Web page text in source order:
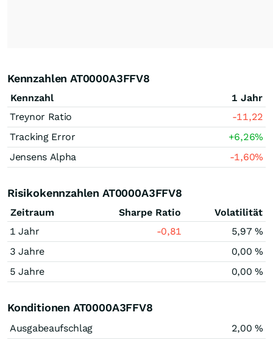
Kennzahlen AT0000A3FFV8
Kennzahl
1 Jahr
Treynor Ratio
-11,22
Tracking Error
+6,26%
Jensens Alpha
-1,60%
Risikokennzahlen AT0000A3FFV8
Zeitraum Sharpe Ratio
Volatilität
1 Jahr
-0,81
5,97 %
3 Jahre
0,00 %
5 Jahre
0,00 %
Konditionen AT0000A3FFV8
Ausgabeaufschlag
2,00 %